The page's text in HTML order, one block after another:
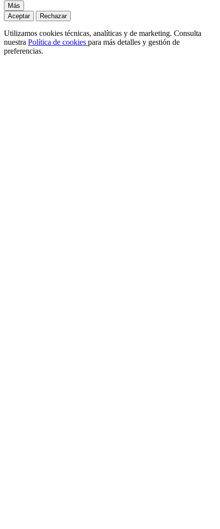
Más
Aceptar
Rechazar
Utilizamos cookies técnicas, analíticas y de marketing. Consulta
nuestra Política de cookies para más detalles y gestión de
preferencias.